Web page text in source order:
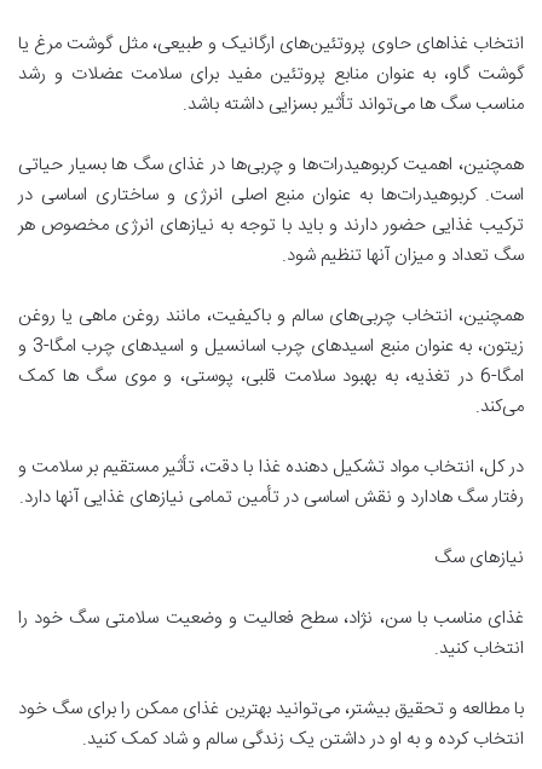
انتخاب غذاهای حاوی پروتئین‌های ارگانیک و طبیعی، مثل گوشت مرغ یا
گوشت گاو، به عنوان منابع پروتئین مفید برای سلامت عضلات و رشد
مناسب سگ ها می‌تواند تأثیر بسزایی داشته باشد.
همچنین، اهمیت کربوهیدرات‌ها و چربی‌ها در غذای سگ ها بسیار حیاتی
است. کربوهیدرات‌ها به عنوان منبع اصلی انرژی و ساختاری اساسی در
ترکیب غذایی حضور دارند و باید با توجه به نیازهای انرژی مخصوص هر
سگ تعداد و میزان آنها تنظیم شود.
همچنین، انتخاب چربی‌های سالم و باکیفیت، مانند روغن ماهی یا روغن
زیتون، به عنوان منبع اسیدهای چرب اسانسیل و اسیدهای چرب امگا-3 و
امگا-6 در تغذیه، به بهبود سلامت قلبی، پوستی، و موی سگ ها کمک
می‌کند.
در کل، انتخاب مواد تشکیل دهنده غذا با دقت، تأثیر مستقیم بر سلامت و
رفتار سگ هادارد و نقش اساسی در تأمین تمامی نیازهای غذایی آنها دارد.
نیازهای سگ
غذای مناسب با سن، نژاد، سطح فعالیت و وضعیت سلامتی سگ خود را
انتخاب کنید.
با مطالعه و تحقیق بیشتر، می‌توانید بهترین غذای ممکن را برای سگ خود
انتخاب کرده و به او در داشتن یک زندگی سالم و شاد کمک کنید.